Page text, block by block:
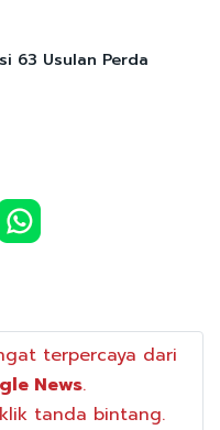
63 Usulan Perda
terpercaya dari
News.
tanda bintang.